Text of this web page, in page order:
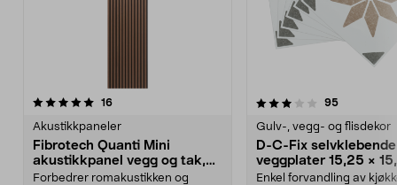
16anmeldelser
Akustikkpaneler
Fibrotech Quanti Mini
akustikkpanel vegg og tak,
2-pakning
Forbedrer romakustikken og
3.5 av 5 stjerner 95
Gulv-, vegg- og flisdekor
D-C-Fix selvklebende
veggplater 15,25 ×
6-pakning
Enkel forvandling av
5.0 av 5 stjerner